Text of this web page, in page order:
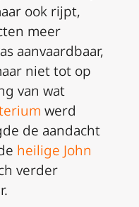
ook rijpt,
meer
aanvaardbaar,
niet tot op
van wat
werd
de aandacht
heilige John
verder